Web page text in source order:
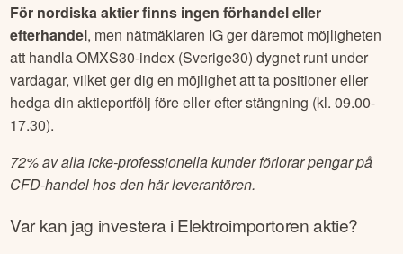
För nordiska aktier finns ingen förhandel eller
efterhandel, men nätmäklaren IG ger däremot möjligheten
att handla OMXS30-index (Sverige30) dygnet runt under
vardagar, vilket ger dig en möjlighet att ta positioner eller
hedga din aktieportfölj före eller efter stängning (kl. 09.00-
17.30).
72% av alla icke-professionella kunder förlorar pengar på
CFD-handel hos den här leverantören.
Var kan jag investera iElektroimportorenaktie?